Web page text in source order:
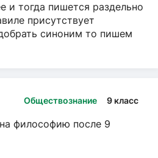
и тогда пишется раздельно
присутствует
синоним то пишем
Обществознание 9 класс
философию после 9